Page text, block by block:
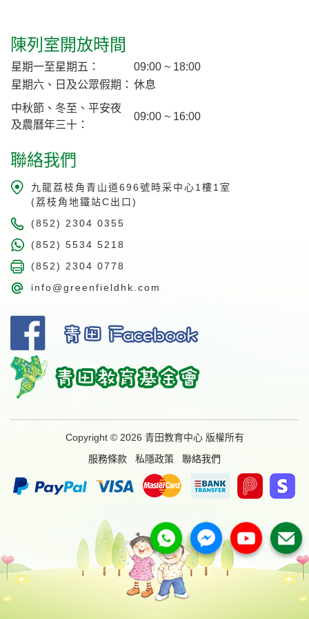
陳列室開放時間
星期一至星期五：
09:00 ~ 18:00
星期六、日及公眾假期： 休息
中秋節、冬至、平安夜
及農曆年三十：
09:00 ~ 16:00
聯絡我們
九龍荔枝角青山道696號時采中心1樓1室
(荔枝角地鐵站C出口)
(852) 2304 0355
(852) 5534 5218
(852) 2304 0778
info@greenfieldhk.com
Copyright © 2026 青田教育中心 版權所有
服務條款
私隱政策 聯絡我們